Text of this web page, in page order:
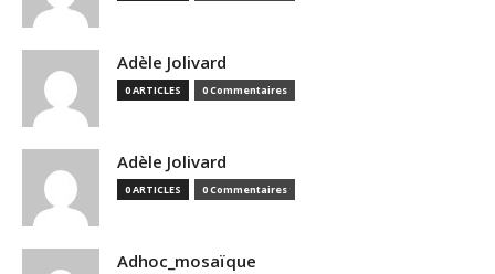
Adèle Jolivard
0 ARTICLES 0 Commentaires
Adèle Jolivard
0 ARTICLES 0 Commentaires
Adhoc_mosaïque